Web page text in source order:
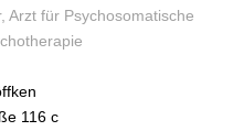
Arzt für Psychosomatische
116 c